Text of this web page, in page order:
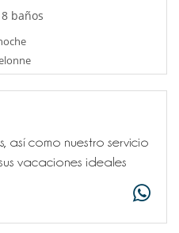
baños
así como nuestro servicio
vacaciones ideales